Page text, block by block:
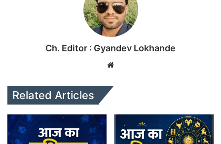
Ch. Editor : Gyandev Lokhande
Related Articles